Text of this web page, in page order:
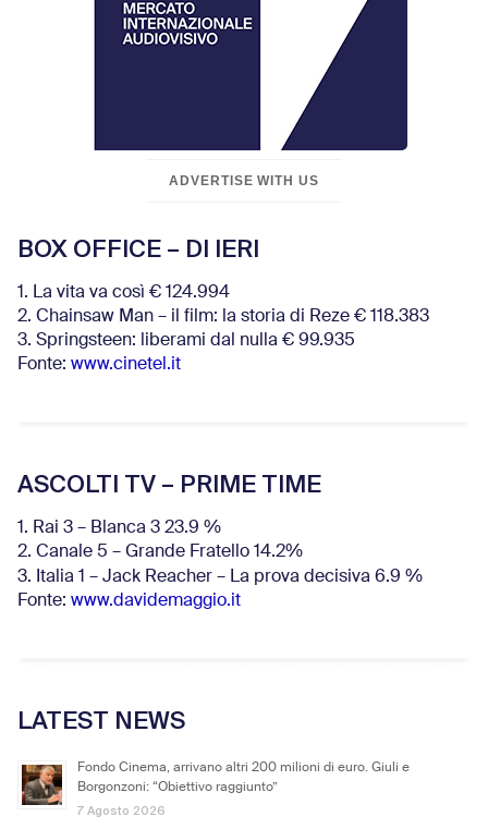
ADVERTISE WITH US
BOX OFFICE – DI IERI
1. La vita va così € 124.994
2. Chainsaw Man – il film: la storia di Reze € 118.383
3. Springsteen: liberami dal nulla € 99.935
Fonte: www.cinetel.it
ASCOLTI TV – PRIME TIME
1. Rai 3 – Blanca 3 23.9 %
2. Canale 5 – Grande Fratello 14.2%
3. Italia 1 – Jack Reacher – La prova decisiva 6.9 %
Fonte: www.davidemaggio.it
LATEST NEWS
Fondo Cinema, arrivano altri 200 milioni di euro. Giuli e
Borgonzoni: “Obiettivo raggiunto”
7 Agosto 2026